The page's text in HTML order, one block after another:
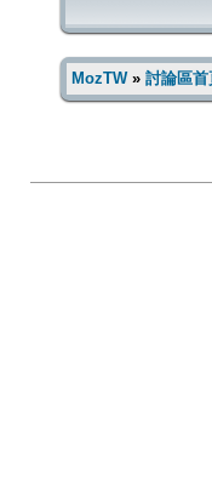
MozTW» 討論區首